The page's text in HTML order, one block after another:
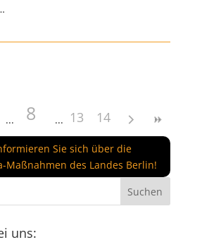
8 13 14
Sie sich über die
Maßnahmen des Landes Berlin!
uns: